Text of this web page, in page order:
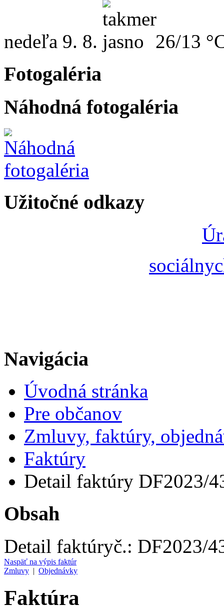
nedeľa 9. 8. 26/13
Fotogaléria
Náhodná fotogaléria
Užitočné odkazy
Navigácia
Úvodná stránka
Pre občanov
Zmluvy, faktúry,
Faktúry
Detail faktúry DF2023/
Obsah
Detail faktúryč.: DF2023/
Naspäť na výpis faktúr
Zmluvy | Objednávky
Faktúra